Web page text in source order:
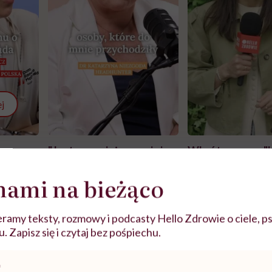
tylko
"Jestem w ciąży, co mi się
kobiet w ciąży na rynku
pracy
Wkrótce nowa
na bieżąco
teksty, rozmowy i podcasty Hello Zdrowie o ciele,
Zapisz się i czytaj bez pośpiechu.